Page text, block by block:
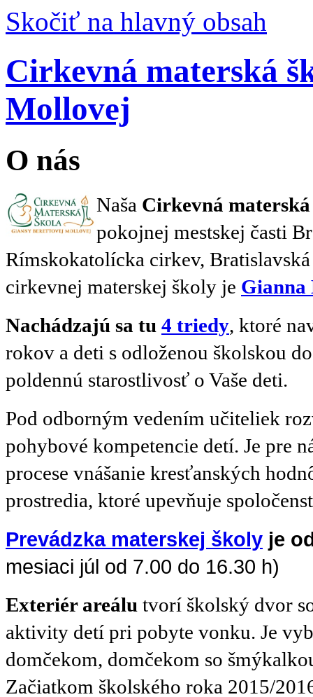
Skočiť na hlavný obsah
Cirkevná materská
Mollovej
O nás
Naša Cirkevná
pokojnej mestskej časti
Rímskokatolícka cirkev,
cirkevnej materskej školy je Gianna
Nachádzajú sa tu 4 triedy, ktoré
rokov a deti s odloženou školskou
poldennú starostlivosť o Vaše deti.
Pod odborným vedením učiteliek
pohybové kompetencie detí. Je pre
procese vnášanie kresťanských
prostredia, ktoré upevňuje
Prevádzka materskej školy je
mesiaci júl od 7.00 do 16.30 h)
Exteriér areálu tvorí školský dvor
aktivity detí pri pobyte vonku. Je
domčekom, domčekom so
Začiatkom školského roka 2015/